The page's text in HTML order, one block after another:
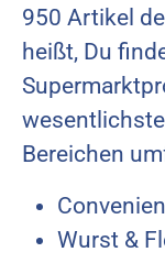
950 Artikel
heißt, Du
Bereichen
Wurst &